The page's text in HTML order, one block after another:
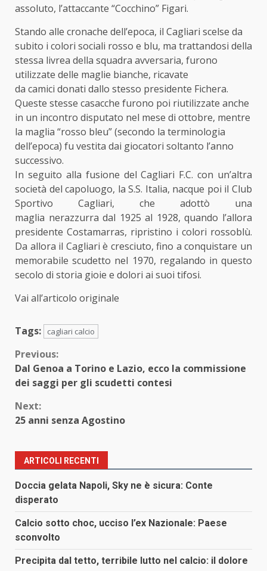
assoluto, l’attaccante “Cocchino” Figari.
Stando alle cronache dell’epoca, il Cagliari scelse da
subito i colori sociali rosso e blu, ma trattandosi della
stessa livrea della squadra avversaria, furono
utilizzate delle maglie bianche, ricavate
da camici donati dallo stesso presidente Fichera.
Queste stesse casacche furono poi riutilizzate anche
in un incontro disputato nel mese di ottobre, mentre
la maglia “rosso bleu” (secondo la terminologia
dell’epoca) fu vestita dai giocatori soltanto l’anno
successivo.
In seguito alla fusione del Cagliari F.C. con un’altra
società del capoluogo, la S.S. Italia, nacque poi il Club
Sportivo Cagliari, che adottò una
maglia nerazzurra dal 1925 al 1928, quando l’allora
presidente Costamarras, ripristino i colori rossoblù.
Da allora il Cagliari è cresciuto, fino a conquistare un
memorabile scudetto nel 1970, regalando in questo
secolo di storia gioie e dolori ai suoi tifosi.
Vai all’articolo originale
Tags: cagliari calcio
Continue
Reading
Previous:
Dal Genoa a Torino e Lazio, ecco la commissione
dei saggi per gli scudetti contesi
Next:
25 anni senza Agostino
ARTICOLI RECENTI
Doccia gelata Napoli, Sky ne è sicura: Conte
disperato
Calcio sotto choc, ucciso l’ex Nazionale: Paese
sconvolto
Precipita dal tetto, terribile lutto nel calcio: il dolore